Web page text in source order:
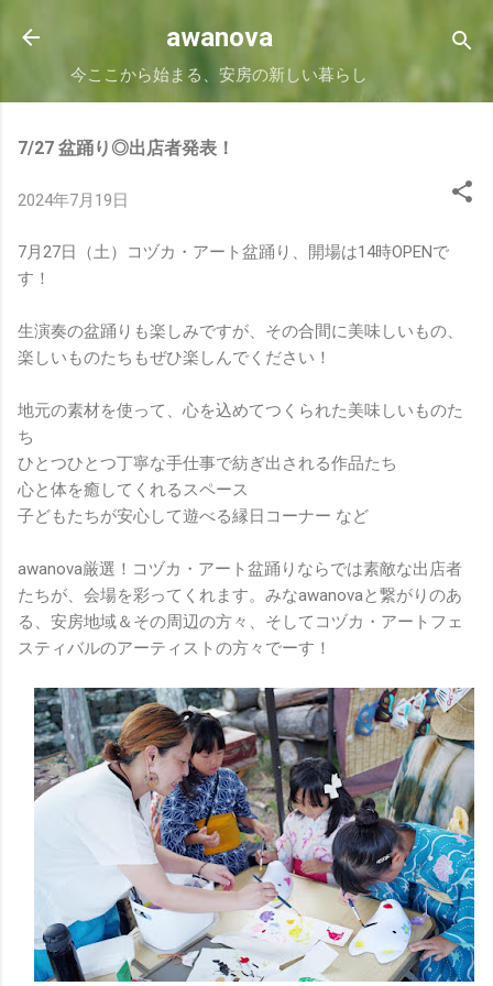
スキップしてメイン コンテンツに移動
awanova
今ここから始まる、安房の新しい暮らし
7/27 盆踊り◎出店者発表！
2024年7月19日
7月27日（土）コヅカ・アート盆踊り、開場は14時OPENで
す！
生演奏の盆踊りも楽しみですが、その合間に美味しいもの、
楽しいものたちもぜひ楽しんでください！
地元の素材を使って、心を込めてつくられた美味しいものた
ち
ひとつひとつ丁寧な手仕事で紡ぎ出される作品たち
心と体を癒してくれるスペース
子どもたちが安心して遊べる縁日コーナー など
awanova厳選！コヅカ・アート盆踊りならでは素敵な出店者
たちが、会場を彩ってくれます。みなawanovaと繋がりのあ
る、安房地域＆その周辺の方々、そしてコヅカ・アートフェ
スティバルのアーティストの方々でーす！